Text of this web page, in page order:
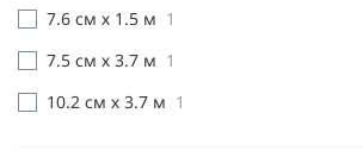
7.6 см х 1.5 м 1
7.5 см х 3.7 м 1
10.2 см х 3.7 м 1